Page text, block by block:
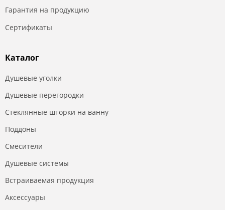
Гарантия на продукцию
Сертификаты
Каталог
Душевые уголки
Душевые перегородки
Стеклянные шторки на ванну
Поддоны
Смесители
Душевые системы
Встраиваемая продукция
Аксессуары